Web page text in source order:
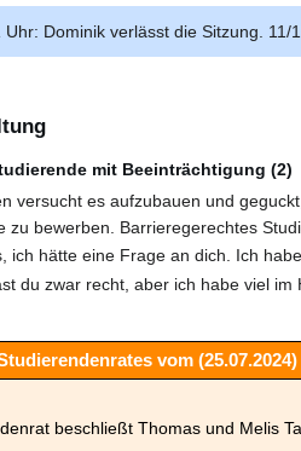
Uhr: Dominik verlässt die Sitzung. 11/
mit Beeinträchtigung (2)
versucht es aufzubauen und
zu bewerben. Barrieregerechtes
ich hätte eine Frage an dich. Ich
du zwar recht, aber ich habe viel
vom
beschließt Thomas und Melis